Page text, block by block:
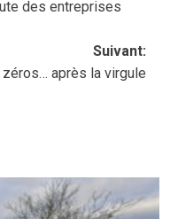
des entreprises
Suivant:
zéros… après la virgule